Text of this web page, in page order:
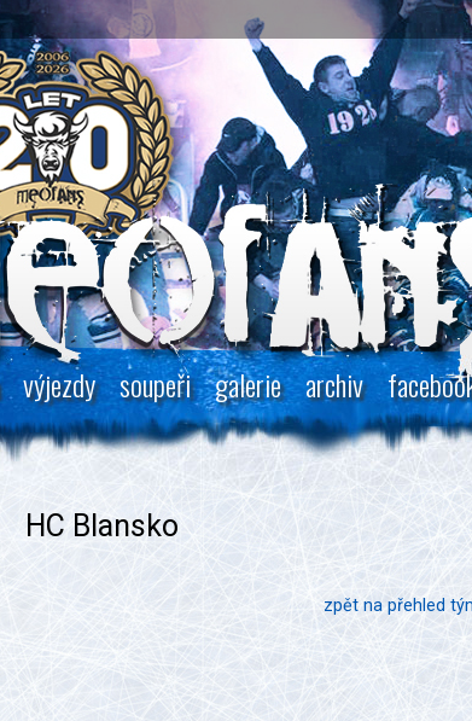
výjezdy soupeři galerie archiv
HC Blansko
zpět na přehled